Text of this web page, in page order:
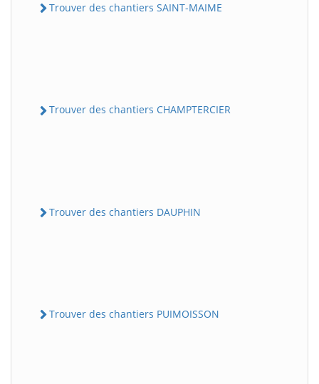
Trouver des chantiers SAINT-MAIME
Trouver des chantiers CHAMPTERCIER
Trouver des chantiers DAUPHIN
Trouver des chantiers PUIMOISSON